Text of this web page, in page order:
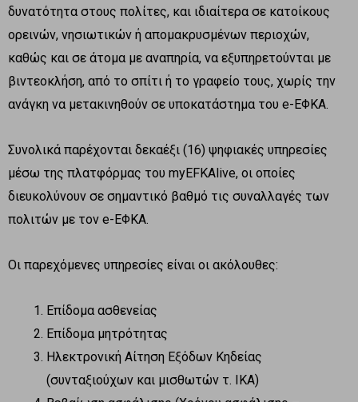
δυνατότητα στους πολίτες, και ιδιαίτερα σε κατοίκους
ορεινών, νησιωτικών ή απομακρυσμένων περιοχών,
καθώς και σε άτομα με αναπηρία, να εξυπηρετούνται με
βιντεοκλήση, από το σπίτι ή το γραφείο τους, χωρίς την
ανάγκη να μετακινηθούν σε υποκατάστημα του e-ΕΦΚΑ.
Συνολικά παρέχονται δεκαέξι (16) ψηφιακές υπηρεσίες
μέσω της πλατφόρμας του myEFKAlive, οι οποίες
διευκολύνουν σε σημαντικό βαθμό τις συναλλαγές των
πολιτών με τον e-ΕΦΚΑ.
Οι παρεχόμενες υπηρεσίες είναι οι ακόλουθες:
Επίδομα ασθενείας
Επίδομα μητρότητας
Ηλεκτρονική Αίτηση Εξόδων Κηδείας
(συνταξιούχων και μισθωτών τ. ΙΚΑ)